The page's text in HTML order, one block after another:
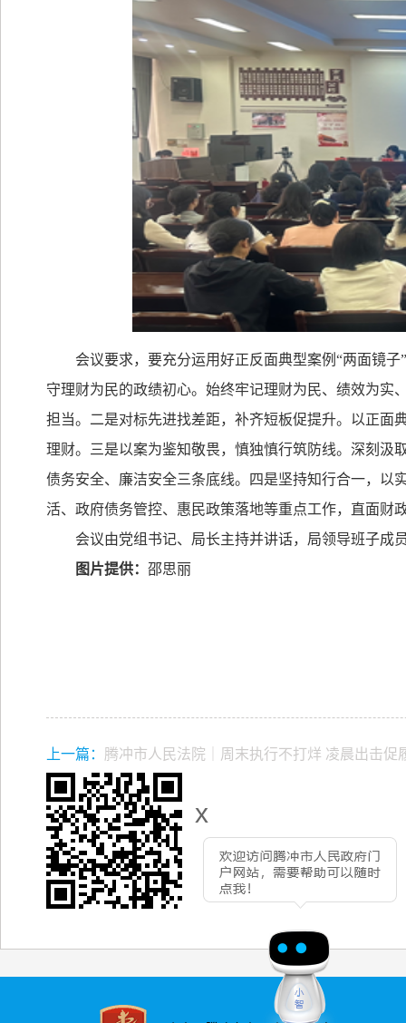
x
会议要求，要充分运用好正反面典型案例“两面镜
守理财为民的政绩初心。始终牢记理财为民、绩效为实
担当。二是对标先进找差距，补齐短板促提升。以正面
理财。三是以案为鉴知敬畏，慎独慎行筑防线。深刻汲
债务安全、廉洁安全三条底线。四是坚持知行合一，以
活、政府债务管控、惠民政策落地等重点工作，直面财
会议由党组书记、局长主持并讲话，局领导班子成
图片提供： 邵思丽
上一篇： 腾冲市人民法院｜周末执行不打烊 凌晨出击促